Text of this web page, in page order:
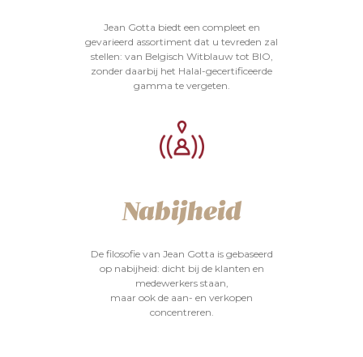
Jean Gotta biedt een compleet en
gevarieerd assortiment dat u tevreden zal
stellen: van Belgisch Witblauw tot BIO,
zonder daarbij het Halal-gecertificeerde
gamma te vergeten.
Nabijheid
De filosofie van Jean Gotta is gebaseerd
op nabijheid: dicht bij de klanten en
medewerkers staan,
maar ook de aan- en verkopen
concentreren.